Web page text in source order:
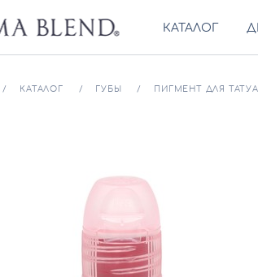
КАТАЛОГ
КАТАЛОГ ГУБЫ ПИГМЕНТ ДЛЯ